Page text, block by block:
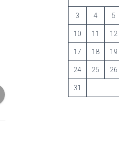
3 4 5
10 11 12
17 18 19
24 25 26
31